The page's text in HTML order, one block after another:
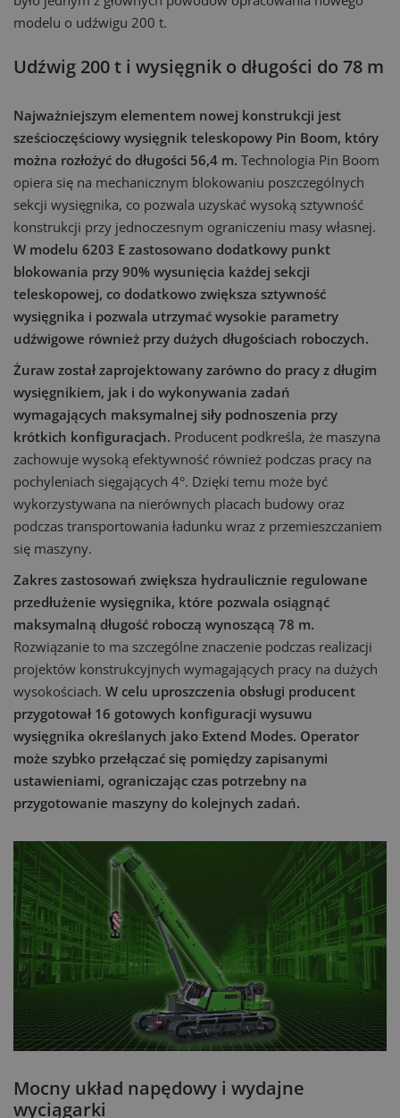
modelu o udźwigu 200 t.
Udźwig 200 t i wysięgnik o długości do 78 m
Najważniejszym elementem nowej konstrukcji jest
sześcioczęściowy wysięgnik teleskopowy Pin Boom, który
można rozłożyć do długości 56,4 m. Technologia Pin Boom
opiera się na mechanicznym blokowaniu poszczególnych
sekcji wysięgnika, co pozwala uzyskać wysoką sztywność
konstrukcji przy jednoczesnym ograniczeniu masy własnej.
W modelu 6203 E zastosowano dodatkowy punkt
blokowania przy 90% wysunięcia każdej sekcji
teleskopowej, co dodatkowo zwiększa sztywność
wysięgnika i pozwala utrzymać wysokie parametry
udźwigowe również przy dużych długościach roboczych.
Żuraw został zaprojektowany zarówno do pracy z długim
wysięgnikiem, jak i do wykonywania zadań
wymagających maksymalnej siły podnoszenia przy
krótkich konfiguracjach. Producent podkreśla, że maszyna
zachowuje wysoką efektywność również podczas pracy na
pochyleniach sięgających 4°. Dzięki temu może być
wykorzystywana na nierównych placach budowy oraz
podczas transportowania ładunku wraz z przemieszczaniem
się maszyny.
Zakres zastosowań zwiększa hydraulicznie regulowane
przedłużenie wysięgnika, które pozwala osiągnąć
maksymalną długość roboczą wynoszącą 78 m.
Rozwiązanie to ma szczególne znaczenie podczas realizacji
projektów konstrukcyjnych wymagających pracy na dużych
wysokościach. W celu uproszczenia obsługi producent
przygotował 16 gotowych konfiguracji wysuwu
wysięgnika określanych jako Extend Modes. Operator
może szybko przełączać się pomiędzy zapisanymi
ustawieniami, ograniczając czas potrzebny na
przygotowanie maszyny do kolejnych zadań.
Mocny układ napędowy i wydajne
wyciągarki